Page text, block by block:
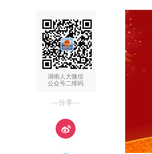
湖南人大微信
公众号二维码
—分享—